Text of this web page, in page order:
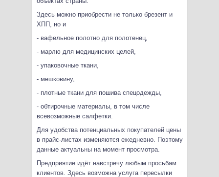
Здесь можно приобрести не только брезент и
ХПП, но и
- вафельное полотно для полотенец,
- марлю для медицинских целей,
- упаковочные ткани,
- мешковину,
- плотные ткани для пошива спецодежды,
- обтирочные материалы, в том числе
всевозможные салфетки.
Для удобства потенциальных покупателей цены
в прайс-листах изменяются ежедневно. Поэтому
данные актуальны на момент просмотра.
Предприятие идёт навстречу любым просьбам
клиентов. Здесь возможна услуга пересылки